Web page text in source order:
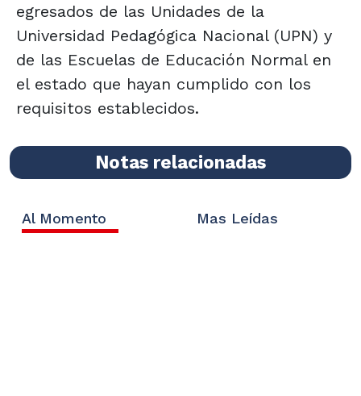
egresados de las Unidades de la
Universidad Pedagógica Nacional (UPN) y
de las Escuelas de Educación Normal en
el estado que hayan cumplido con los
requisitos establecidos.
Notas relacionadas
Al Momento Mas Leídas